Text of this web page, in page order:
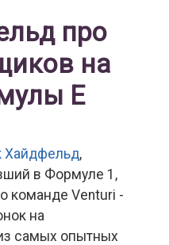
про
на
Е
Хайдфельд,
в Формуле 1,
команде Venturi -
на
самых опытных